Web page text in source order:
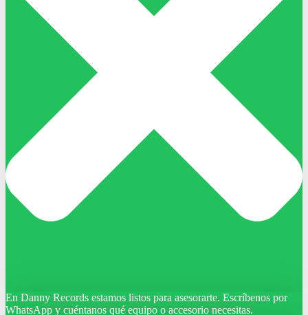
En Danny Records estamos listos para asesorarte. Escríbenos por
WhatsApp y cuéntanos qué equipo o accesorio necesitas.